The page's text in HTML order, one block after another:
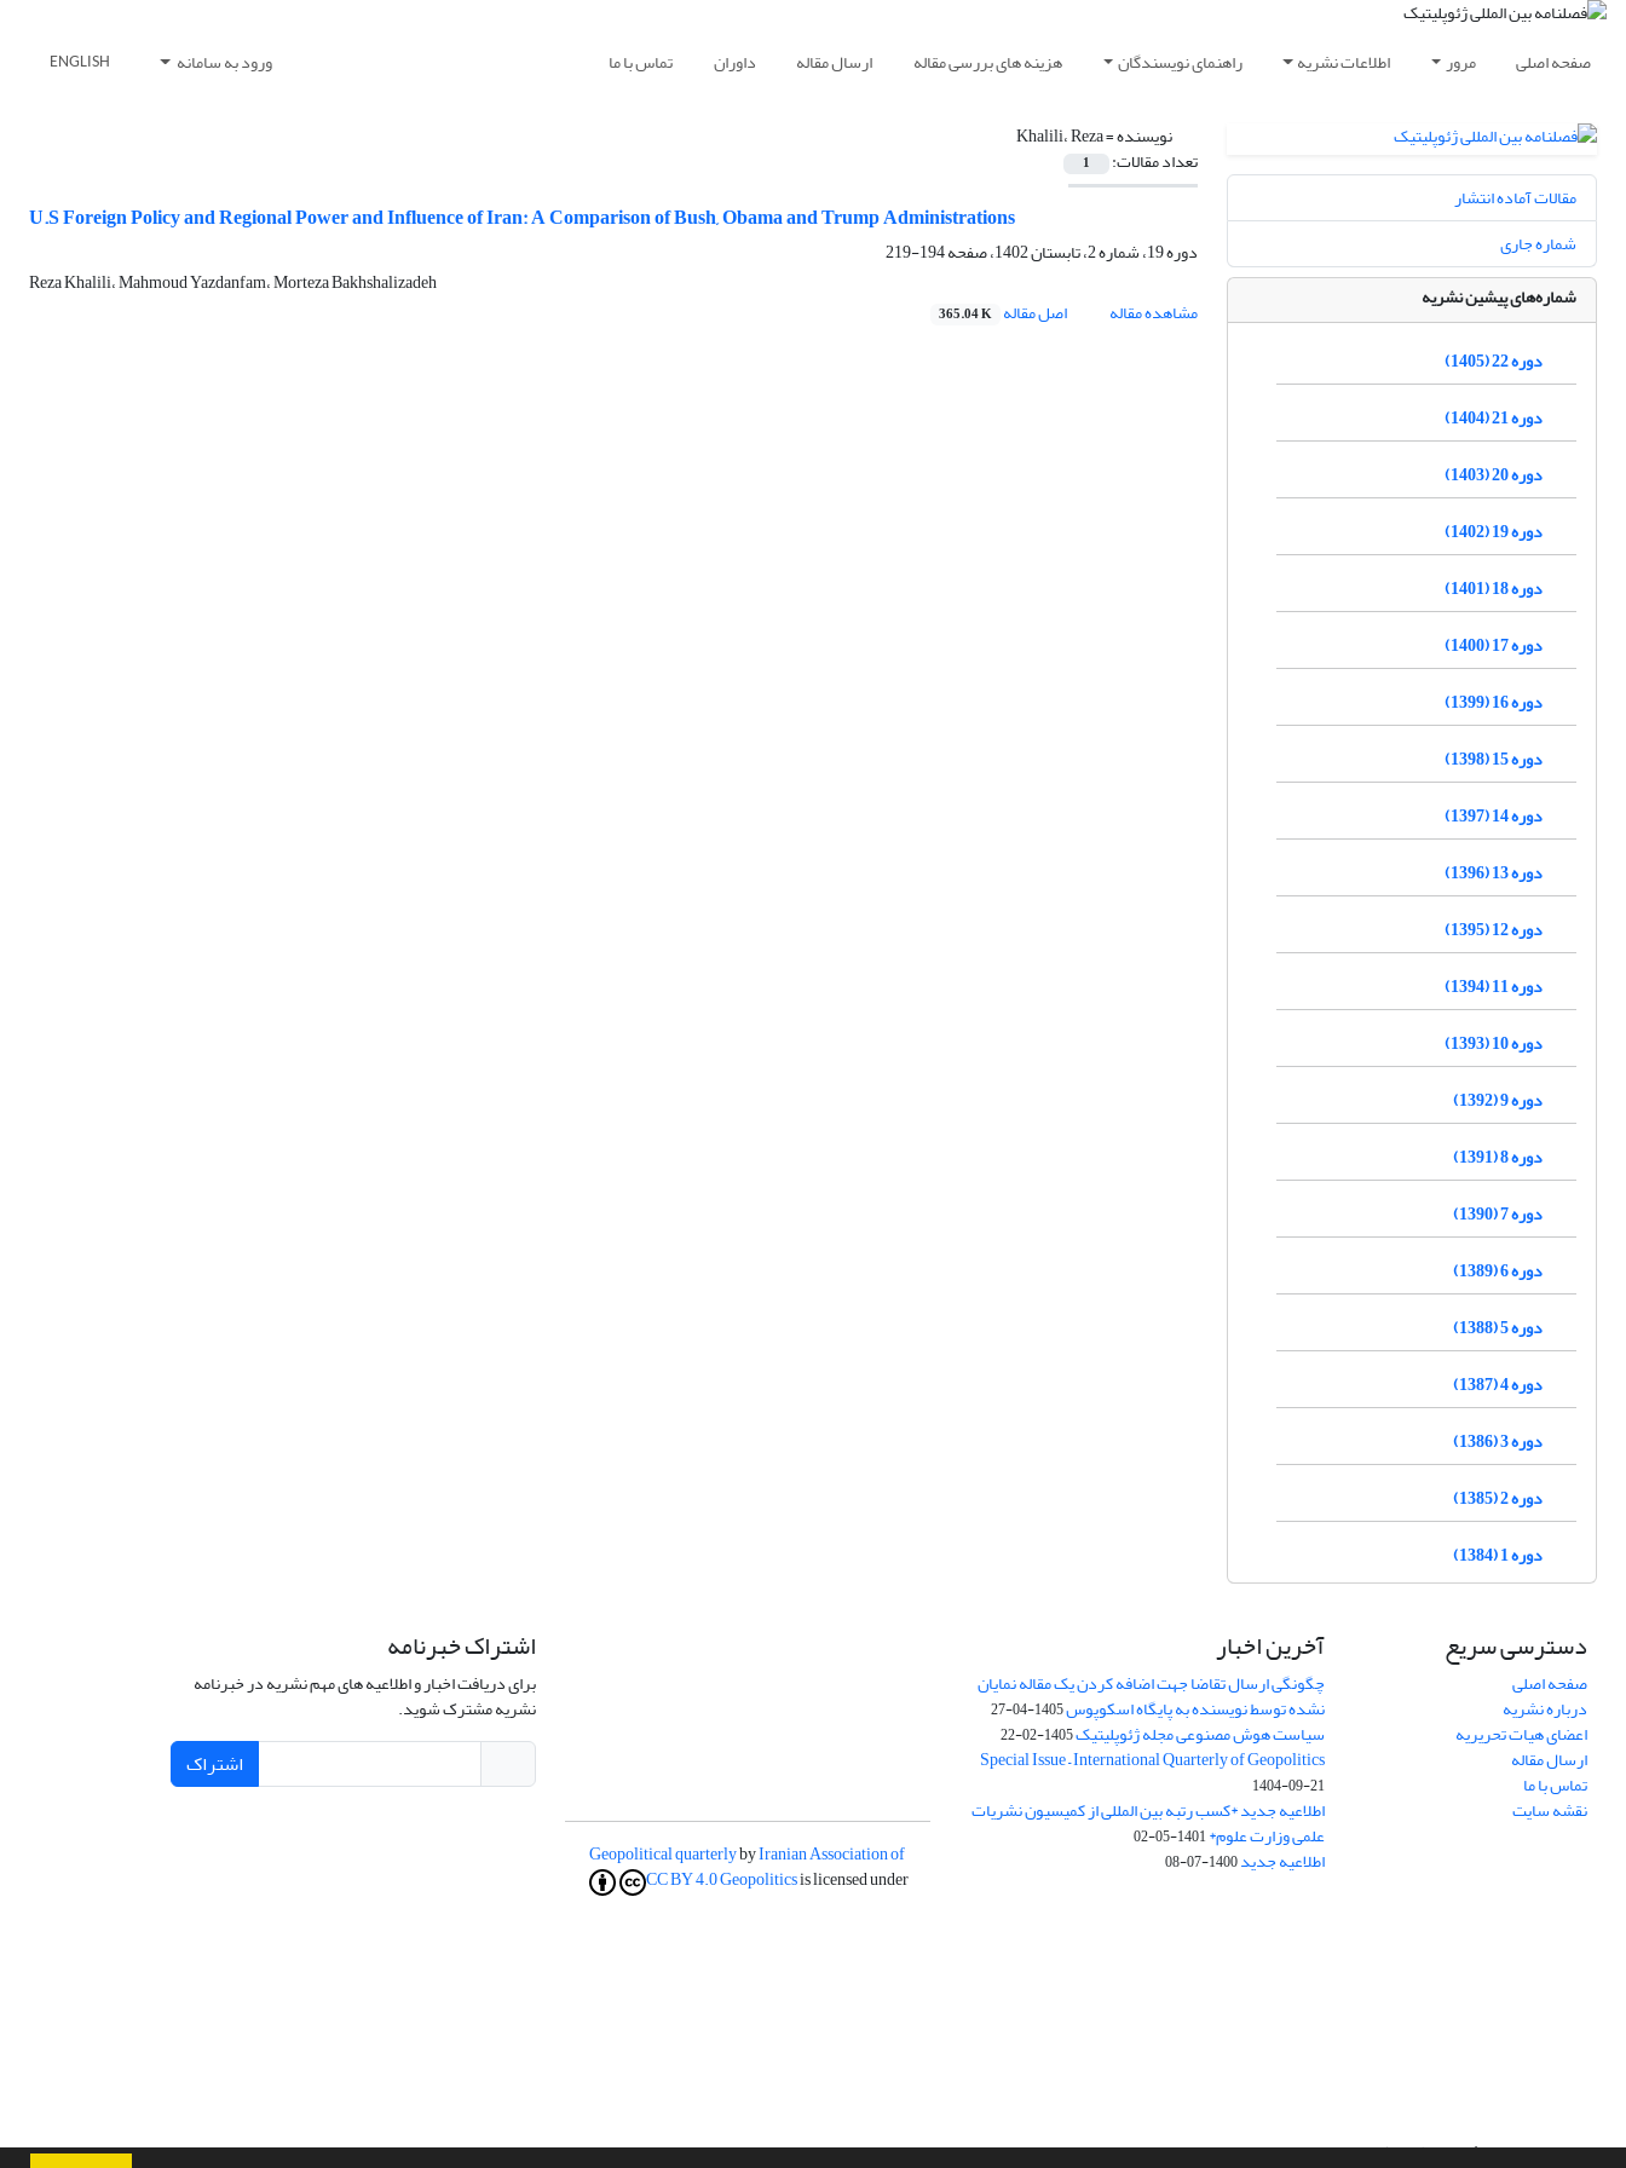
صفحه اصلی مرور اطلاعات نشریه راهنمای نویسندگان هزینه های بررسی مقاله ارسال مقاله داوران تماس با ما ورود به سامانه ENGLISH
نویسنده =Khalili، Reza
تعداد مقالات: 1
U.S Foreign Policy and Regional Power and Influence of Iran: A Comparison of Bush, Obama and Trump Administrations
دوره 19، شماره 2، تابستان 1402، صفحه
194-219
Reza Khalili، Mahmoud Yazdanfam، Morteza Bakhshalizadeh
مشاهده مقاله
اصل مقاله 365.04 K
مقالات آماده انتشار
شماره جاری
شماره‌های پیشین نشریه
دوره 22 (1405)
دوره 21 (1404)
دوره 20 (1403)
دوره 19 (1402)
دوره 18 (1401)
دوره 17 (1400)
دوره 16 (1399)
دوره 15 (1398)
دوره 14 (1397)
دوره 13 (1396)
دوره 12 (1395)
دوره 11 (1394)
دوره 10 (1393)
دوره 9 (1392)
دوره 8 (1391)
دوره 7 (1390)
دوره 6 (1389)
دوره 5 (1388)
دوره 4 (1387)
دوره 3 (1386)
دوره 2 (1385)
دوره 1 (1384)
دسترسی سریع
صفحه اصلی
درباره نشریه
اعضای هیات تحریریه
ارسال مقاله
تماس با ما
نقشه سایت
آخرین اخبار
چگونگی ارسال تقاضا جهت اضافه کردن یک مقاله نمایان
نشده توسط نویسنده به پایگاه اسکوپوس1405-04-27
سیاست هوش مصنوعی مجله ژئوپلیتیک1405-02-22
Special Issue – International Quarterly of Geopolitics
1404-09-21
اطلاعیه جدید *کسب رتبه بین المللی از کمیسیون نشریات
علمی وزارت علوم*1401-05-02
اطلاعیه جدید1400-07-08
Geopolitical quarterlybyIranian Association of
Geopoliticsis licensed under
CC BY 4.0
اشتراک خبرنامه
برای دریافت اخبار و اطلاعیه های مهم نشریه در خبرنامه
نشریه مشترک شوید.
اشتراک
سامانه مدیریت نشریات علمی.طراحی و پیاده سازی ازسیناوب